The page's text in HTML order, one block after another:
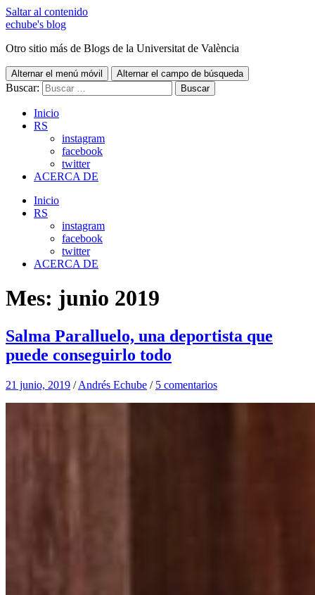
Saltar al contenido
echube's blog
Otro sitio más de Blogs de la Universitat de València
Alternar el menú móvil Alternar el campo de búsqueda
Buscar:
Inicio
RS
instagram
facebook
twitter
ACERCA DE
Inicio
RS
instagram
facebook
twitter
ACERCA DE
Mes: junio 2019
Salma Paralluelo, una deportista que
puede conseguirlo todo
21 junio, 2019 /Andrés Echube / 5 comentarios